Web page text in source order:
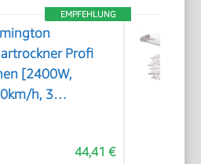
EMPFEHLUNG
Profi
[2400W,
h, 3
für lang
44,41 €